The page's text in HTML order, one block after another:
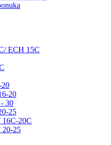
ECH 15C
20
30
25
20C
20-25